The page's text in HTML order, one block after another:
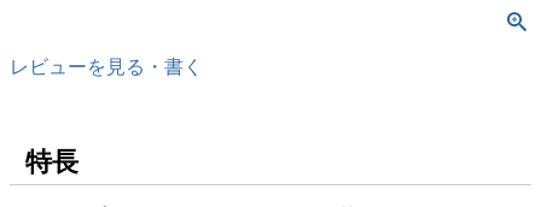
レビューを見る・書く
特長